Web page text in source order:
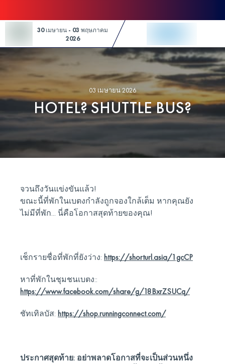
30 เมษายน - 03 พฤษภาคม
2026
03 เมษายน 2026
HOTEL? SHUTTLE BUS?
จวนถึงวันแข่งขันแล้ว!
ขณะนี้ที่พักในเบตงกำลังถูกจองใกล้เต็ม หากคุณยัง
ไม่มีที่พัก... นี่คือโอกาสสุดท้ายของคุณ!
เช็กรายชื่อที่พักที่ยังว่าง: https://shorturl.asia/1gcCP
หาที่พักในชุมชนเบตง::
https://www.facebook.com/share/g/18BxrZSUCq/
ชัทเทิลบัส: https://shop.runningconnect.com/
ประกาศสุดท้าย: อย่าพลาดโอกาสที่จะเป็นส่วนหนึ่ง